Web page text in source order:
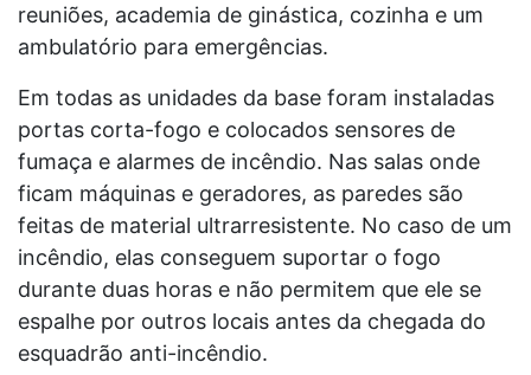
reuniões, academia de ginástica, cozinha e um
ambulatório para emergências.
Em todas as unidades da base foram instaladas
portas corta-fogo e colocados sensores de
fumaça e alarmes de incêndio. Nas salas onde
ficam máquinas e geradores, as paredes são
feitas de material ultrarresistente. No caso de um
incêndio, elas conseguem suportar o fogo
durante duas horas e não permitem que ele se
espalhe por outros locais antes da chegada do
esquadrão anti-incêndio.